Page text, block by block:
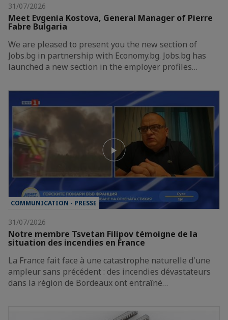
31/07/2026
Meet Evgenia Kostova, General Manager of Pierre
Fabre Bulgaria
We are pleased to present you the new section of
Jobs.bg in partnership with Economy.bg. Jobs.bg has
launched a new section in the employer profiles…
COMMUNICATION - PRESSE
31/07/2026
Notre membre Tsvetan Filipov témoigne de la
situation des incendies en France
La France fait face à une catastrophe naturelle d'une
ampleur sans précédent : des incendies dévastateurs
dans la région de Bordeaux ont entraîné…